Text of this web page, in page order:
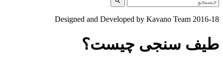
Designed and Developed by Kavano Team 2016-
سنجی چیست؟